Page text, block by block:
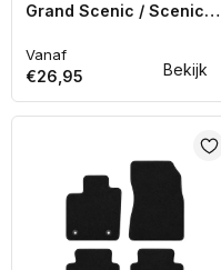
Bekijk
Grand Scenic / Scenic
Normale
prijs
Vanaf
€26,95